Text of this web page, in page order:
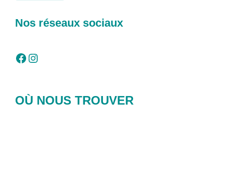
Nos réseaux sociaux
Facebook Instagram
OÙ NOUS TROUVER